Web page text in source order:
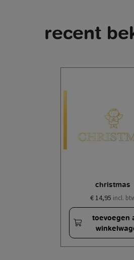
recent
christmas
€ 14,95 incl.
toevoegen